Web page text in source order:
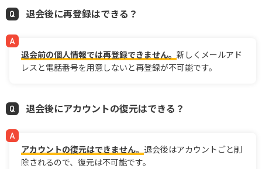
退会後に再登録はできる？
退会前の個人情報では再登録できません。 新しくメールアド
レスと電話番号を用意しないと再登録が不可能です。
退会後にアカウントの復元はできる？
アカウントの復元はできません。 退会後はアカウントごと削
除されるので、復元は不可能です。